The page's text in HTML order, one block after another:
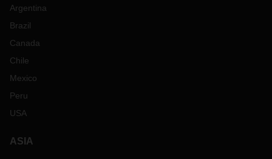
Argentina
Brazil
Canada
Chile
Mexico
Peru
USA
ASIA